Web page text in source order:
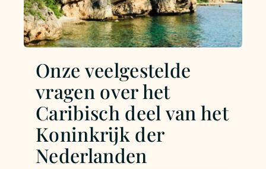
Onze veelgestelde
vragen over het
Caribisch deel van het
Koninkrijk der
Nederlanden